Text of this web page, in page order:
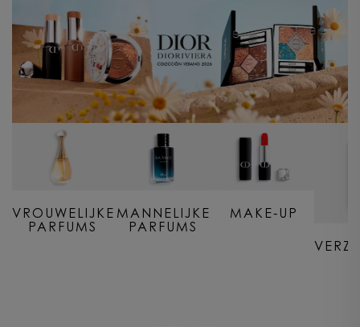
VROUWELIJKE
PARFUMS
MANNELIJKE
PARFUMS
MAKE-UP